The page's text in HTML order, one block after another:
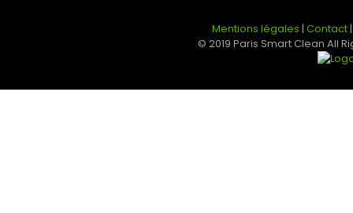
Mentions légales |Contact
© 2019 Paris Smart Clean All